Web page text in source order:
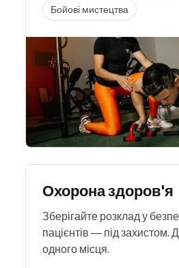
Бойові мистецтва
Охорона здоров'я
Зберігайте розклад у
пацієнтів — під захистом.
одного місця.